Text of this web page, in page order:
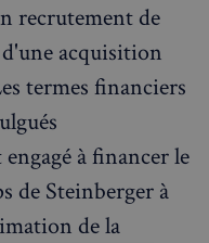
de
acquisition
termes financiers
à financer le
de Steinberger à
de la